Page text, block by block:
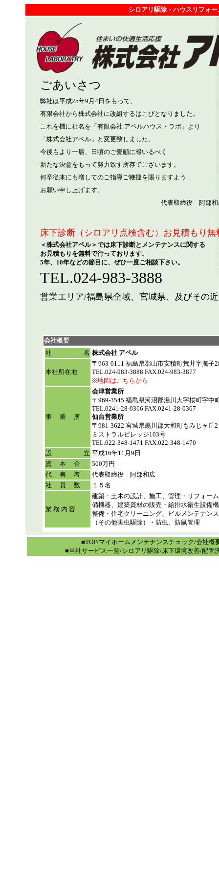
シロアリ駆除・ハウスリフォ
ごあいさつ
弊社は平成25年9月4日をもって、
有限会社から株式会社に改組するはこびとなりました。
これを機に社名を「有限会社 アペルハウス・ラボ」より
「株式会社アペル」と変更致しました。
今後もより一層、日頃のご愛顧に報いるべく
新たな決意をもって努力致す所存でございます。
何卒従来にも増してのご指導ご鞭撻を賜りますよう
お願い申し上げます。
代表取締役 阿部和
床下診断（シロアリ点検含む）お見積もり無
＜株式会社アペル＞では床下診断とメンテナンスに関する
お見積もりを無料で行っております。
5年、10年などの節目に、ぜひ一度ご相談下さい。
TEL.024-983-3888
営業エリア/福島県全域、宮城県、及びその
会社概要
社 名 株式会社 アペル
本社所在地
〒963-0111 福島県郡山市安積町荒井字撫子
TEL.024-983-3888 FAX.024-983-3877
※地図はこちらから
事 業 所
会津営業所
〒969-3545 福島県河沼郡湯川大字桜町字中
TEL.0241-28-0366 FAX.0241-28-0367
仙台営業所
〒981-3622 宮城県黒川郡大和町もみじヶ丘
ミストラルビレッジ103号
TEL.022-348-1471 FAX.022-348-1470
設 立 平成16年11月9日
資 本 金
500万円
代 表 者
代表取締役 阿部和広
社 員 数
１５名
業 務 内 容
建築・土木の設計、施工、管理・リフォー
備機器、建築資材の販売・給排水衛生設備
整備・住宅クリーニング、ビルメンテナン
（その他害虫駆除）・防虫、防鼠管理
■TOP/マイホームメンテナンスチェック/会社概
■当社サービス一覧/シロアリ駆除/床下環境改善/配管